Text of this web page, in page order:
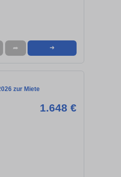
➦ ➜
zur Miete
1.648 €